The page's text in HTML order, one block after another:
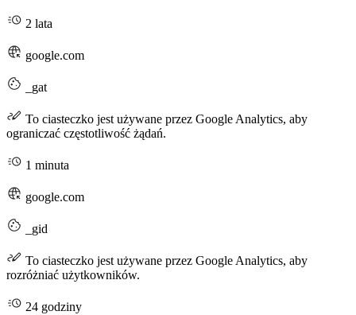
2 lata
google.com
_gat
To ciasteczko jest używane przez Google Analytics, aby
ograniczać częstotliwość żądań.
1 minuta
google.com
_gid
To ciasteczko jest używane przez Google Analytics, aby
rozróżniać użytkowników.
24 godziny